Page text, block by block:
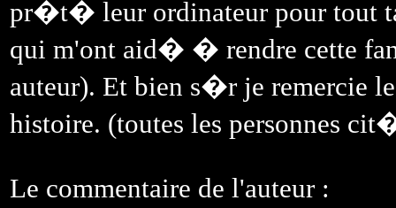
pr�t� leur ordinateur pour tout
qui m'ont aid� � rendre cette
auteur). Et bien s�r je remercie
histoire. (toutes les personnes
Le commentaire de l'auteur :